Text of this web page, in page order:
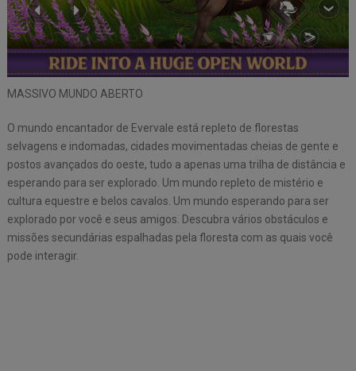
MASSIVO MUNDO ABERTO
O mundo encantador de Evervale está repleto de florestas
selvagens e indomadas, cidades movimentadas cheias de gente e
postos avançados do oeste, tudo a apenas uma trilha de distância e
esperando para ser explorado. Um mundo repleto de mistério e
cultura equestre e belos cavalos. Um mundo esperando para ser
explorado por você e seus amigos. Descubra vários obstáculos e
missões secundárias espalhadas pela floresta com as quais você
pode interagir.